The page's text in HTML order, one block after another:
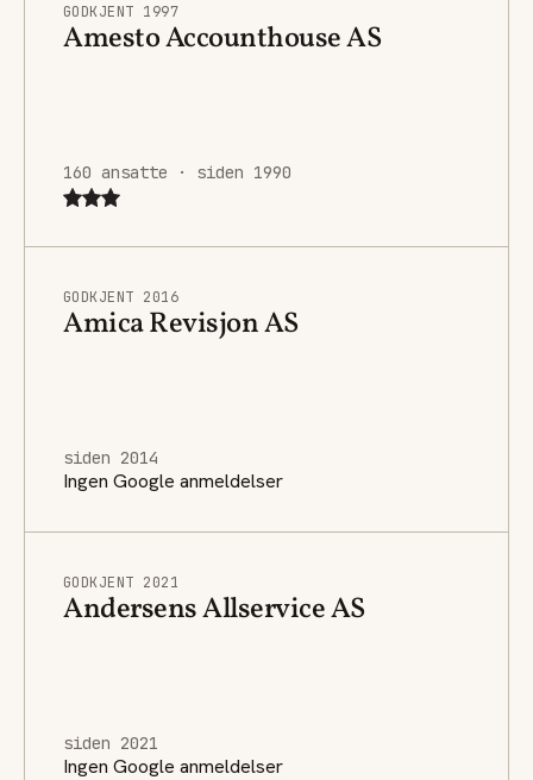
GODKJENT 1997
Amesto Accounthouse AS
160 ansatte · siden 1990
GODKJENT 2016
Amica Revisjon AS
siden 2014
Ingen Google anmeldelser
GODKJENT 2021
Andersens Allservice AS
siden 2021
Ingen Google anmeldelser